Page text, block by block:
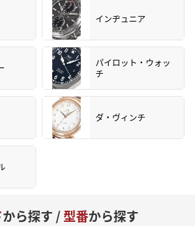
インヂュニア
パイロット・ウォッ
チ
ダ・ヴィンチ
から探す /型番から探す